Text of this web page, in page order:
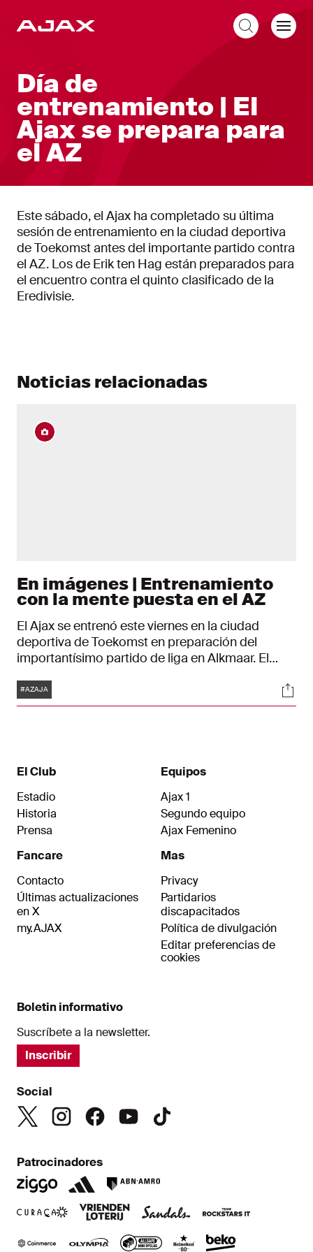
Día de
entrenamiento | El
Ajax se prepara para
el AZ
Este sábado, el Ajax ha completado su última
sesión de entrenamiento en la ciudad deportiva
de Toekomst antes del importante partido contra
el AZ. Los de Erik ten Hag están preparados para
el encuentro contra el quinto clasificado de la
Eredivisie.
Noticias relacionadas
En imágenes | Entrenamiento
con la mente puesta en el AZ
El Ajax se entrenó este viernes en la ciudad
deportiva de Toekomst en preparación del
importantísimo partido de liga en Alkmaar. El
visitarán al AZ, el quinto clasificado de la
Eredivisie.
Etiquetas
#AZAJA
El Club
Estadio
Historia
Prensa
Fancare
Contacto
Últimas actualizaciones
en X
my.AJAX
Equipos
Ajax 1
Segundo equipo
Ajax Femenino
Mas
Privacy
Partidarios
discapacitados
Política de divulgación
Editar preferencias de
cookies
Boletin informativo
Suscríbete a la newsletter.
Inscribir
Social
Patrocinadores